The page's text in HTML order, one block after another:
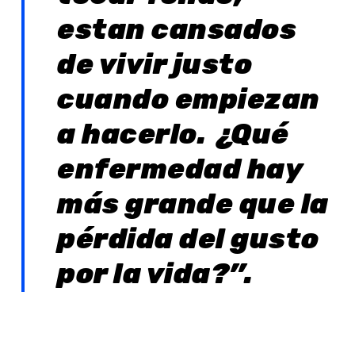
estan cansados
de vivir justo
cuando empiezan
a hacerlo. ¿Qué
enfermedad hay
más grande que la
pérdida del gusto
por la vida?”.